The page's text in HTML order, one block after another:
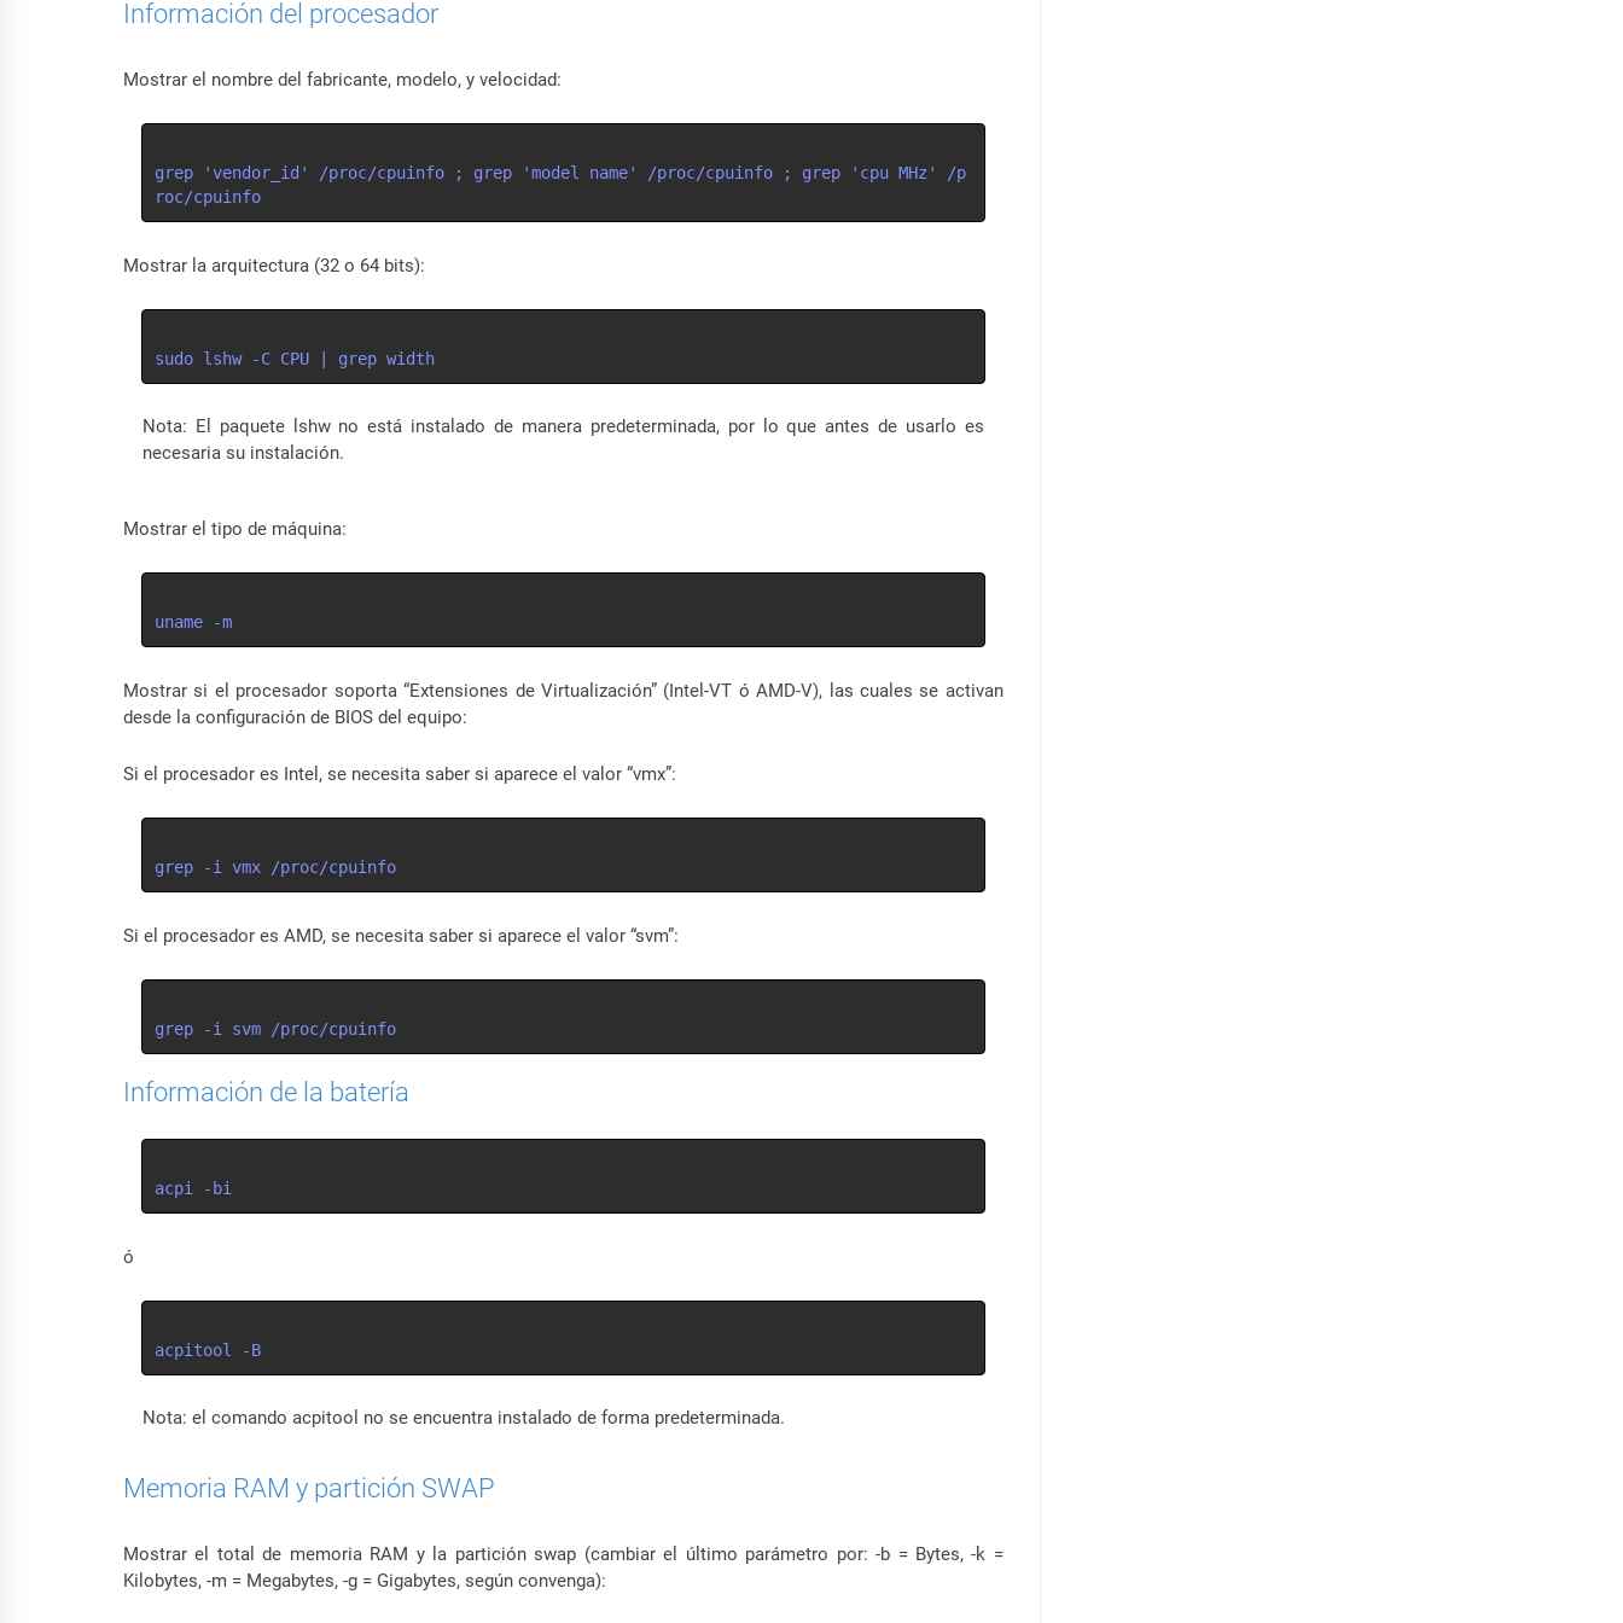
Información del procesador
Mostrar el nombre del fabricante, modelo, y velocidad:
grep 'vendor_id' /proc/cpuinfo ; grep 'model name' /proc/cpuinfo ; grep 'cpu MHz' /p
roc/cpuinfo
Mostrar la arquitectura (32 o 64 bits):
sudo lshw -C CPU | grep width
Nota: El paquete lshw no está instalado de manera predeterminada, por lo que antes de usarlo es
necesaria su instalación.
Mostrar el tipo de máquina:
uname -m
Mostrar si el procesador soporta “Extensiones de Virtualización” (Intel-VT ó AMD-V), las cuales se activan
desde la configuración de BIOS del equipo:
Si el procesador es Intel, se necesita saber si aparece el valor “vmx”:
grep -i vmx /proc/cpuinfo
Si el procesador es AMD, se necesita saber si aparece el valor “svm”:
grep -i svm /proc/cpuinfo
Información de la batería
acpi -bi
ó
acpitool -B
Nota: el comando acpitool no se encuentra instalado de forma predeterminada.
Memoria RAM y partición SWAP
Mostrar el total de memoria RAM y la partición swap (cambiar el último parámetro por: -b = Bytes, -k =
Kilobytes, -m = Megabytes, -g = Gigabytes, según convenga):